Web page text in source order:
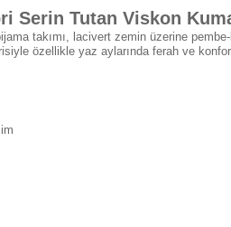
Serin Tutan Viskon
takımı, lacivert zemin üzerine
özellikle yaz aylarında ferah ve